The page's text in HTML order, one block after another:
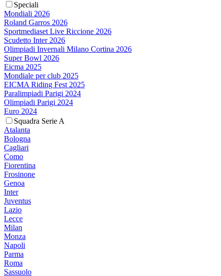
Speciali
Mondiali 2026
Roland Garros 2026
Sportmediaset Live Riccione 2026
Scudetto Inter 2026
Olimpiadi Invernali Milano Cortina 2026
Super Bowl 2026
Eicma 2025
Mondiale per club 2025
EICMA Riding Fest 2025
Paralimpiadi Parigi 2024
Olimpiadi Parigi 2024
Euro 2024
Squadra Serie A
Atalanta
Bologna
Cagliari
Como
Fiorentina
Frosinone
Genoa
Inter
Juventus
Lazio
Lecce
Milan
Monza
Napoli
Parma
Roma
Sassuolo